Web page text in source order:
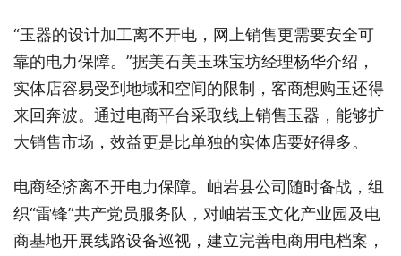
“玉器的设计加工离不开电，网上销售更需要安全可
靠的电力保障。”据美石美玉珠宝坊经理杨华介绍，
实体店容易受到地域和空间的限制，客商想购玉还得
来回奔波。通过电商平台采取线上销售玉器，能够扩
大销售市场，效益更是比单独的实体店要好得多。
电商经济离不开电力保障。岫岩县公司随时备战，组
织“雷锋”共产党员服务队，对岫岩玉文化产业园及电
商基地开展线路设备巡视，建立完善电商用电档案，